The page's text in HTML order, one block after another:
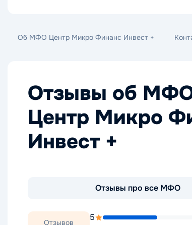
Об МФО Центр Микро Финанс Инвест +
Отзывы об
Центр Микро
Инвест +
Отзывы про все МФО
Отзывов
5